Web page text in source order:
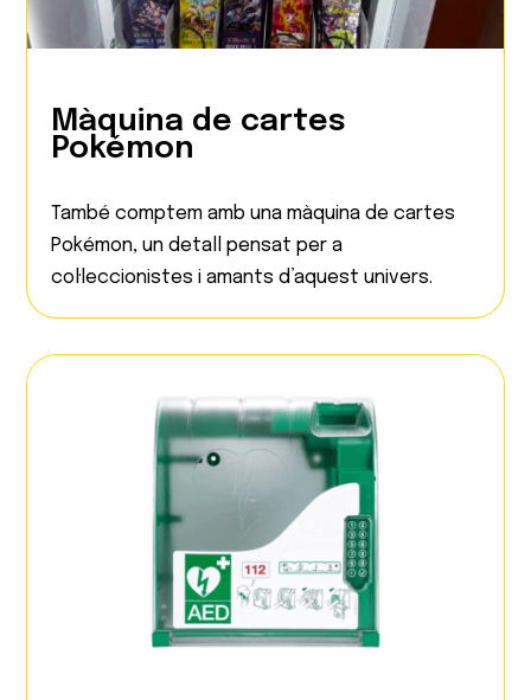
Màquina de cartes
Pokémon
També comptem amb una màquina de cartes
Pokémon, un detall pensat per a
col·leccionistes i amants d’aquest univers.